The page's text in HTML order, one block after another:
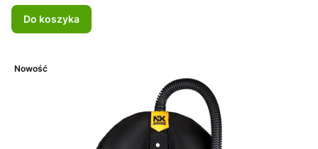
Do koszyka
Nowość